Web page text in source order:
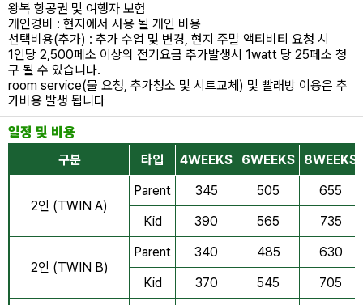
왕복 항공권 및 여행자 보험
개인경비 : 현지에서 사용 될 개인 비용
선택비용(추가) : 추가 수업 및 변경, 현지 주말 액티비티 요청 시
1인당 2,500페소 이상의 전기요금 추가발생시 1watt 당 25페소 청
구 될 수 있습니다.
room service(물 요청, 추가청소 및 시트교체) 및 빨래방 이용은 추
가비용 발생 됩니다
일정 및 비용
구분 타입 4WEEKS 6WEEKS 8WEEKS
2인 (TWIN A)
Parent 345 505
655
Kid
390 565 735
2인 (TWIN B)
Parent 340 485
630
Kid
370 545 705